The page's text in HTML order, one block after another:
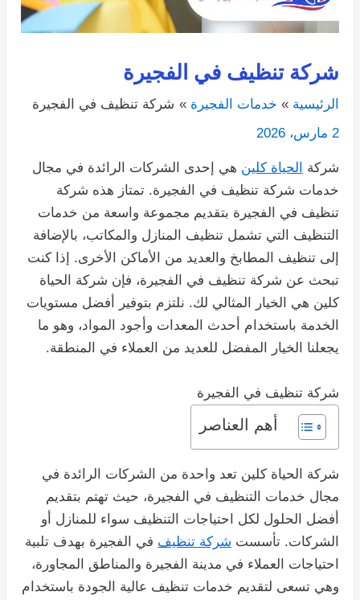
شركة تنظيف في الفجيرة
الرئيسية خدمات الفجيرة
شركة تنظيف في الفجيرة
2 مارس، 2026
شركة الحياة كلين هي إحدى الشركات الرائدة في مجال
خدمات شركة تنظيف في الفجيرة. تمتاز هذه شركة
تنظيف في الفجيرة بتقديم مجموعة واسعة من خدمات
التنظيف التي تشمل تنظيف المنازل والمكاتب، بالإضافة
إلى تنظيف المطابخ والعديد من الأماكن الأخرى. إذا كنت
تبحث عن شركة تنظيف في الفجيرة، فإن شركة الحياة
كلين هي الخيار المثالي لك. نلتزم بتوفير أفضل مستويات
الخدمة باستخدام أحدث المعدات وأجود المواد، وهو ما
يجعلنا الخيار المفضل للعديد من العملاء في المنطقة.
شركة تنظيف في الفجيرة
أهم العناصر
شركة الحياة كلين تعد واحدة من الشركات الرائدة في
مجال خدمات التنظيف في الفجيرة، حيث تهتم بتقديم
أفضل الحلول لكل احتياجات التنظيف سواء للمنازل أو
الشركات. تأسست شركة تنظيف في الفجيرة بهدف تلبية
احتياجات العملاء في مدينة الفجيرة والمناطق المجاورة،
وهي تسعى لتقديم خدمات تنظيف عالية الجودة باستخدام